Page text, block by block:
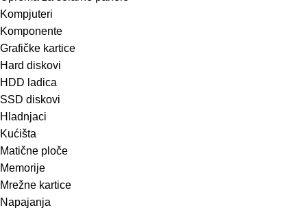
Kompjuteri
Komponente
Grafičke kartice
Hard diskovi
HDD ladica
SSD diskovi
Hladnjaci
Kućišta
Matične ploče
Memorije
Mrežne kartice
Napajanja